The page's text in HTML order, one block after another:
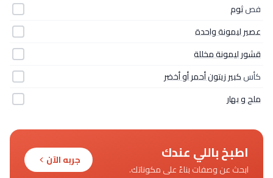
فصثوم
عصير ليمونة واحدة
قشور ليمونة مخللة
كأسكبير زيتون أحمر أو أخضر
ملح و بهار
اطبخ باللي عندك
ابحث عن وصفات بناءً على مكوناتك.
جربه الآن